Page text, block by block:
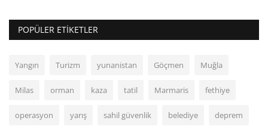
POPÜLER ETIKETLER
Yangın Turizm yunanistan Göçmen Muğla
Milas orman kaza tatil Marmaris fethiye
operasyon yarış sahil güvenlik belediye deprem